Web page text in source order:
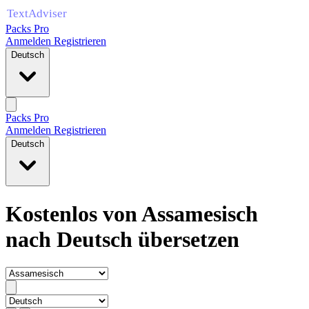
Packs Pro
Anmelden Registrieren
Deutsch
Packs Pro
Anmelden Registrieren
Deutsch
Kostenlos von Assamesisch
nach Deutsch übersetzen